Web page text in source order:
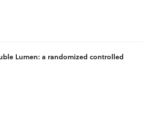
Lumen: a randomized controlled